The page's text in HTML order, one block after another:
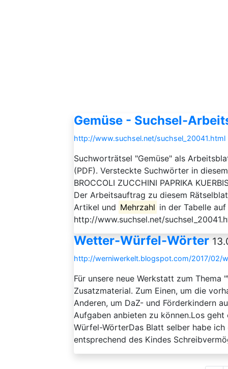
Gemüse - Suchsel-
http://www.suchsel.net/suchsel_20041.html
Suchworträtsel "Gemüse" als
(PDF). Versteckte Suchwörter in diesem
BROCCOLI ZUCCHINI PAPRIKA
Der Arbeitsauftrag zu diesem
Artikel und Mehrzahl in der Tabelle
http://www.suchsel.net/
Wetter-Würfel-Wörter
http://werniwerkelt.blogspot.com/2017/02/
Für unsere neue Werkstatt zum
Zusatzmaterial. Zum Einen, um die
Anderen, um DaZ- und Förderkindern
Aufgaben anbieten zu können.Los
Würfel-WörterDas Blatt selber habe
entsprechend des Kindes